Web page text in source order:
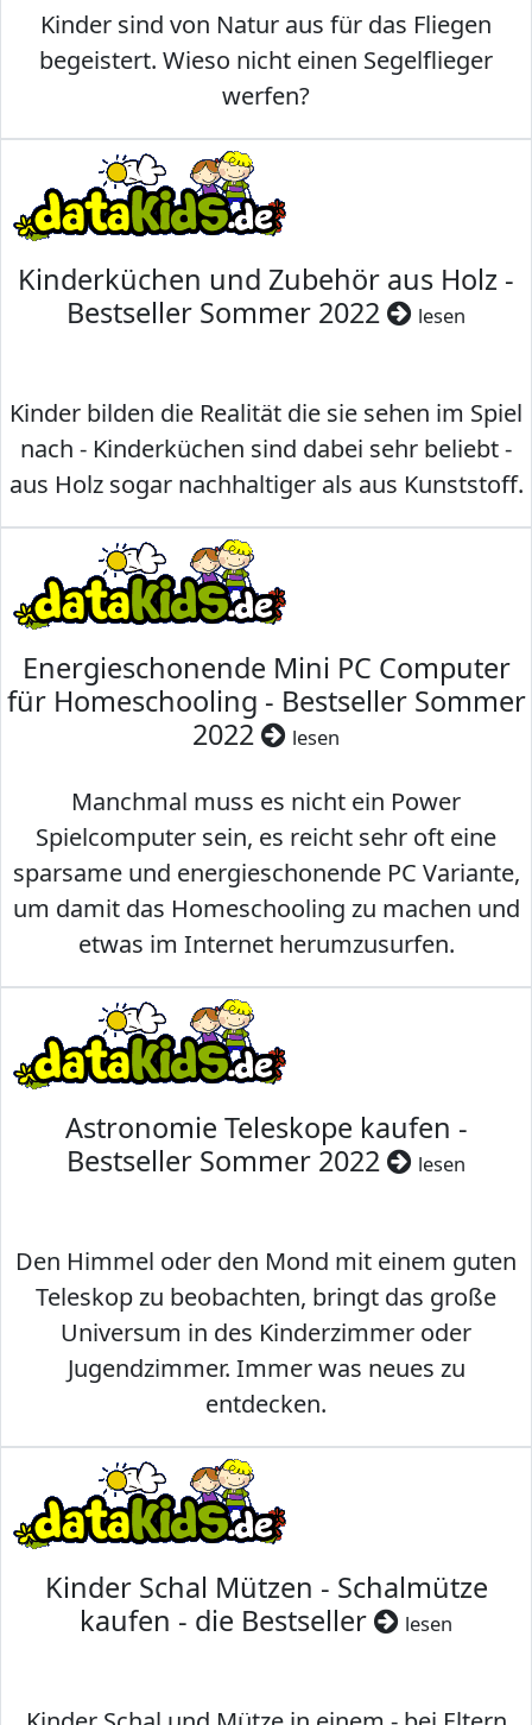
Kinder sind von Natur aus für das Fliegen
begeistert. Wieso nicht einen Segelflieger
werfen?
Kinderküchen und Zubehör aus Holz -
Bestseller Sommer 2022
lesen
Kinder bilden die Realität die sie sehen im Spiel
nach - Kinderküchen sind dabei sehr beliebt -
aus Holz sogar nachhaltiger als aus Kunststoff.
Energieschonende Mini PC Computer
für Homeschooling - Bestseller Sommer
2022
lesen
Manchmal muss es nicht ein Power
Spielcomputer sein, es reicht sehr oft eine
sparsame und energieschonende PC Variante,
um damit das Homeschooling zu machen und
etwas im Internet herumzusurfen.
Astronomie Teleskope kaufen -
Bestseller Sommer 2022
lesen
Den Himmel oder den Mond mit einem guten
Teleskop zu beobachten, bringt das große
Universum in des Kinderzimmer oder
Jugendzimmer. Immer was neues zu
entdecken.
Kinder Schal Mützen - Schalmütze
kaufen - die Bestseller
lesen